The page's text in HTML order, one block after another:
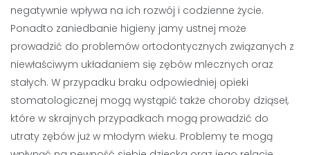
negatywnie wpływa na ich rozwój i codzienne życie.
Ponadto zaniedbanie higieny jamy ustnej może
prowadzić do problemów ortodontycznych związanych z
niewłaściwym układaniem się zębów mlecznych oraz
stałych. W przypadku braku odpowiedniej opieki
stomatologicznej mogą wystąpić także choroby dziąseł,
które w skrajnych przypadkach mogą prowadzić do
utraty zębów już w młodym wieku. Problemy te mogą